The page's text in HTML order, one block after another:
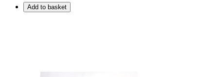
Add to basket